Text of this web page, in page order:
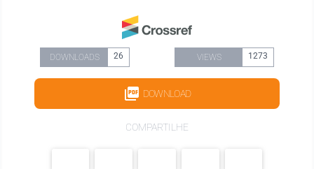
DOWNLOADS 26 VIEWS 1273
DOWNLOAD
COMPARTILHE